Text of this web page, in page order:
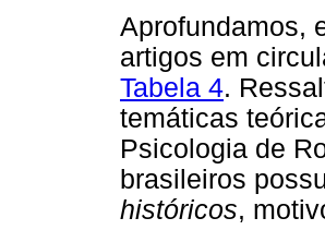
Aprofundamos,
artigos em
Tabela 4.
temáticas
Psicologia de
brasileiros
históricos,